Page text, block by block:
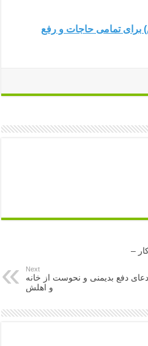
برای تمامی حاجات و رفع
–
Next
دعای دفع بدیمنی و نحوست از خانه
و اهلش